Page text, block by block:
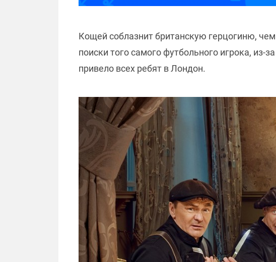
Кощей соблазнит британскую герцогиню,
поиски того самого футбольного игрока, из-
привело всех ребят в Лондон.